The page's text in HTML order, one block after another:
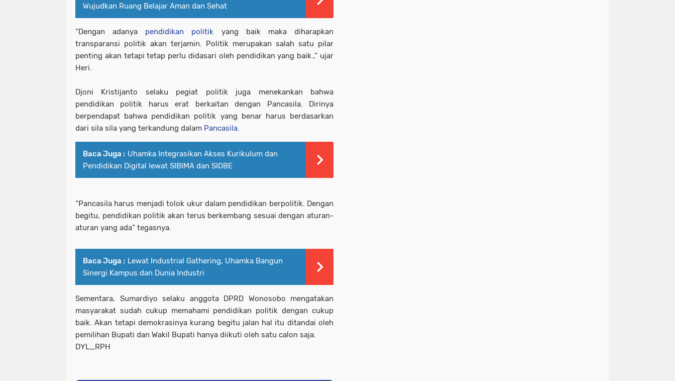
Wujudkan Ruang Belajar Aman dan Sehat
“Dengan adanya pendidikan politik yang baik maka diharapkan
transparansi politik akan terjamin. Politik merupakan salah satu pilar
penting akan tetapi tetap perlu didasari oleh pendidikan yang baik.,” ujar
Heri.
Djoni Kristijanto selaku pegiat politik juga menekankan bahwa
pendidikan politik harus erat berkaitan dengan Pancasila. Dirinya
berpendapat bahwa pendidikan politik yang benar harus berdasarkan
dari sila sila yang terkandung dalam Pancasila.
Baca Juga : Uhamka Integrasikan Akses Kurikulum dan
Pendidikan Digital lewat SIBIMA dan SIOBE
“Pancasila harus menjadi tolok ukur dalam pendidikan berpolitik. Dengan
begitu, pendidikan politik akan terus berkembang sesuai dengan aturan-
aturan yang ada” tegasnya.
Baca Juga : Lewat Industrial Gathering, Uhamka Bangun
Sinergi Kampus dan Dunia Industri
Sementara, Sumardiyo selaku anggota DPRD Wonosobo mengatakan
masyarakat sudah cukup memahami pendidikan politik dengan cukup
baik. Akan tetapi demokrasinya kurang begitu jalan hal itu ditandai oleh
pemilihan Bupati dan Wakil Bupati hanya diikuti oleh satu calon saja.
DYL_RPH